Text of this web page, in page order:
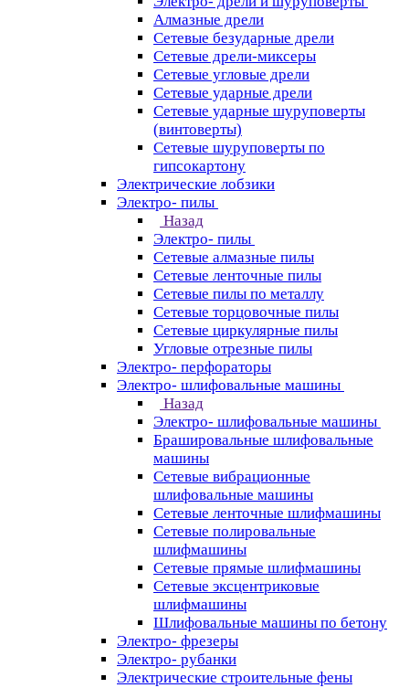
Алмазные дрели
Сетевые безударные дрели
Сетевые дрели-миксеры
Сетевые угловые дрели
Сетевые ударные дрели
Сетевые ударные шуруповерты
(винтоверты)
Сетевые шуруповерты по
гипсокартону
Электрические лобзики
Электро- пилы
Назад
Электро- пилы
Сетевые алмазные пилы
Сетевые ленточные пилы
Сетевые пилы по металлу
Сетевые торцовочные пилы
Сетевые циркулярные пилы
Угловые отрезные пилы
Электро- перфораторы
Электро- шлифовальные машины
Назад
Электро- шлифовальные машины
Брашировальные шлифовальные
машины
Сетевые вибрационные
шлифовальные машины
Сетевые ленточные шлифмашины
Сетевые полировальные
шлифмашины
Сетевые прямые шлифмашины
Сетевые эксцентриковые
шлифмашины
Шлифовальные машины по бетону
Электро- фрезеры
Электро- рубанки
Электрические строительные фены